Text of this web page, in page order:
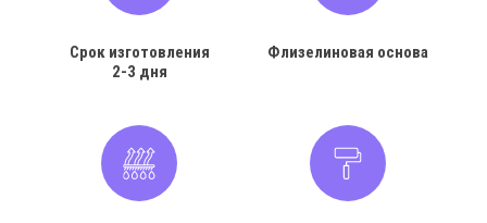
Срок изготовления
2-3 дня
Флизелиновая основа